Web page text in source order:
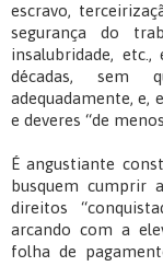
escravo,
segurança do
insalubridade,
décadas, sem
adequadamente, e,
e deveres “de
É angustiante
busquem cumprir
direitos
arcando com a
folha de